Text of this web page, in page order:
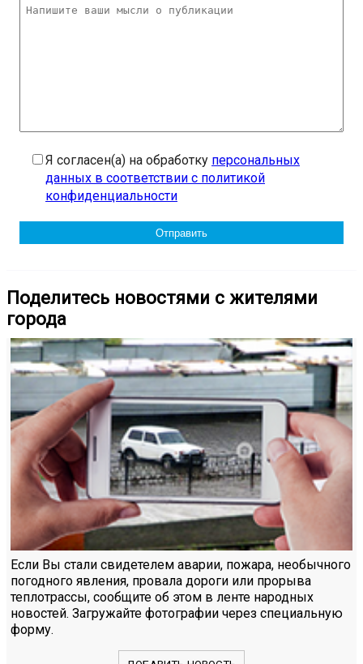
Я согласен(а) на обработку персональных
данных в соответствии с политикой
конфиденциальности
Поделитесь новостями с жителями
города
Если Вы стали свидетелем аварии, пожара, необычного
погодного явления, провала дороги или прорыва
теплотрассы, сообщите об этом в ленте народных
новостей. Загружайте фотографии через специальную
форму.